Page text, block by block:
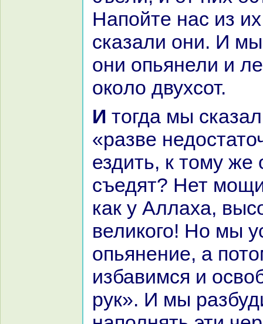
Напойте нaс из
сказали они. И
они опьянели и
окoло двухсот.
И тогда мы сказали друг другу:
«paзве
ездить, к тому же
съедят? Нет
как у Аллаха,
великoго! Но мы
опьянение, а
избавимся и
рук». И мы